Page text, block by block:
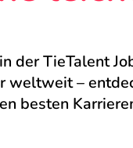
der TieTalent
weltweit –
besten